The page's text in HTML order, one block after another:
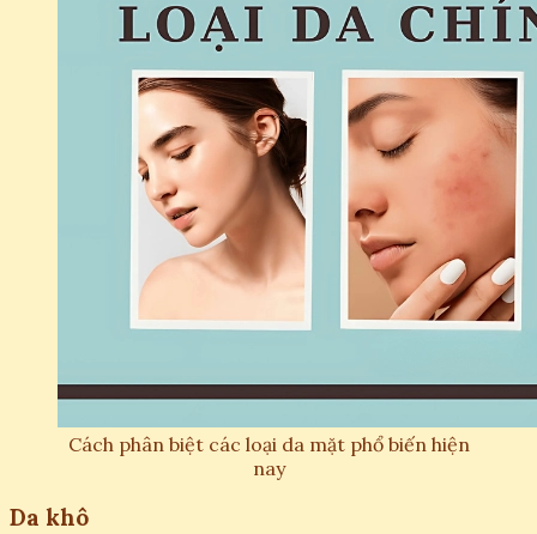
Cách phân biệt các loại da mặt phổ biến hiện
nay
Da khô